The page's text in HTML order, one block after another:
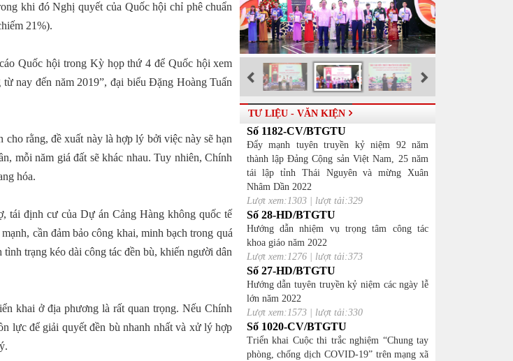
khi đó Nghị quyết của Quốc hội chỉ phê chuẩn
21%).
Quốc hội trong Kỳ họp thứ 4 để Quốc hội xem
nay đến năm 2019”, đại biểu Đặng Hoàng Tuấn
rằng, đề xuất này là hợp lý bởi việc này sẽ hạn
mỗi năm giá đất sẽ khác nhau. Tuy nhiên, Chính
hóa.
tái định cư của Dự án Cảng Hàng không quốc tế
cần đảm bảo công khai, minh bạch trong quá
trạng kéo dài công tác đền bù, khiến người dân
khai ở địa phương là rất quan trọng. Nếu Chính
lực để giải quyết đền bù nhanh nhất và xử lý hợp
TƯ LIỆU - VĂN KIỆN
Số 1182-CV/BTGTU
Đẩy mạnh tuyên truyền kỷ niệm 92 năm
thành lập Đảng Cộng sản Việt Nam, 25 năm
tái lập tỉnh Thái Nguyên và mừng Xuân
Nhâm Dần 2022
Lượt xem:1303 | lượt tải:329
Số 28-HD/BTGTU
Hướng dẫn nhiệm vụ trọng tâm công tác
khoa giáo năm 2022
Lượt xem:1276 | lượt tải:373
Số 27-HD/BTGTU
Hướng dẫn tuyên truyền kỷ niệm các ngày lễ
lớn năm 2022
Lượt xem:1573 | lượt tải:330
Số 1020-CV/BTGTU
Triển khai Cuộc thi trắc nghiệm “Chung tay
phòng, chống dịch COVID-19” trên mạng xã